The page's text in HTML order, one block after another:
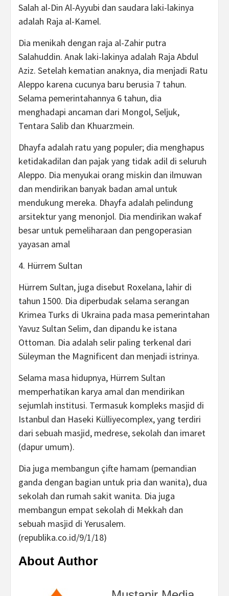
Salah al-Din Al-Ayyubi dan saudara laki-lakinya
adalah Raja al-Kamel.
Dia menikah dengan raja al-Zahir putra
Salahuddin. Anak laki-lakinya adalah Raja Abdul
Aziz. Setelah kematian anaknya, dia menjadi Ratu
Aleppo karena cucunya baru berusia 7 tahun.
Selama pemerintahannya 6 tahun, dia
menghadapi ancaman dari Mongol, Seljuk,
Tentara Salib dan Khuarzmein.
Dhayfa adalah ratu yang populer; dia menghapus
ketidakadilan dan pajak yang tidak adil di seluruh
Aleppo. Dia menyukai orang miskin dan ilmuwan
dan mendirikan banyak badan amal untuk
mendukung mereka. Dhayfa adalah pelindung
arsitektur yang menonjol. Dia mendirikan wakaf
besar untuk pemeliharaan dan pengoperasian
yayasan amal
4. Hürrem Sultan
Hürrem Sultan, juga disebut Roxelana, lahir di
tahun 1500. Dia diperbudak selama serangan
Krimea Turks di Ukraina pada masa pemerintahan
Yavuz Sultan Selim, dan dipandu ke istana
Ottoman. Dia adalah selir paling terkenal dari
Süleyman the Magnificent dan menjadi istrinya.
Selama masa hidupnya, Hürrem Sultan
memperhatikan karya amal dan mendirikan
sejumlah institusi. Termasuk kompleks masjid di
Istanbul dan Haseki Külliyecomplex, yang terdiri
dari sebuah masjid, medrese, sekolah dan imaret
(dapur umum).
Dia juga membangun çifte hamam (pemandian
ganda dengan bagian untuk pria dan wanita), dua
sekolah dan rumah sakit wanita. Dia juga
membangun empat sekolah di Mekkah dan
sebuah masjid di Yerusalem.
(republika.co.id/9/1/18)
About Author